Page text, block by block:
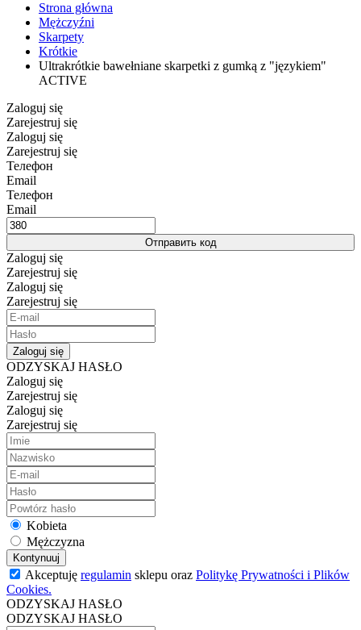
Strona główna
Mężczyźni
Skarpety
Krótkie
Ultrakrótkie bawełniane skarpetki z gumką z "językiem"
ACTIVE
Zaloguj się
Zarejestruj się
Zaloguj się
Zarejestruj się
Телефон
Email
Телефон
Email
Отправить код
Zaloguj się
Zarejestruj się
Zaloguj się
Zarejestruj się
Zaloguj się
ODZYSKAJ HASŁO
Zaloguj się
Zarejestruj się
Zaloguj się
Zarejestruj się
Kobieta
Mężczyzna
Kontynuuj
Akceptuję regulamin sklepu oraz Politykę Prywatności i Plików
Cookies.
ODZYSKAJ HASŁO
ODZYSKAJ HASŁO